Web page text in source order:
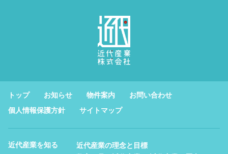
トップ お知らせ 物件案内
お問い合わせ
個人情報保護方針
サイトマップ
近代産業を知る
近代産業の理念と目標